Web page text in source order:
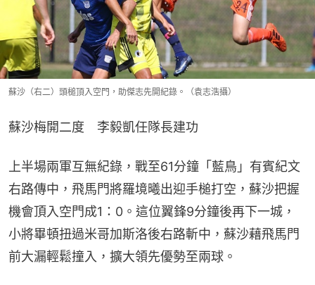
蘇沙（右二）頭槌頂入空門，助傑志先開紀錄。（袁志浩攝）
蘇沙梅開二度　李毅凱任隊長建功
上半場兩軍互無紀錄，戰至61分鐘「藍鳥」有賓紀文
右路傳中，飛馬門將羅境曦出迎手槌打空，蘇沙把握
機會頂入空門成1：0。這位翼鋒9分鐘後再下一城，
小將畢頓扭過米哥加斯洛後右路斬中，蘇沙藉飛馬門
前大漏輕鬆撞入，擴大領先優勢至兩球。